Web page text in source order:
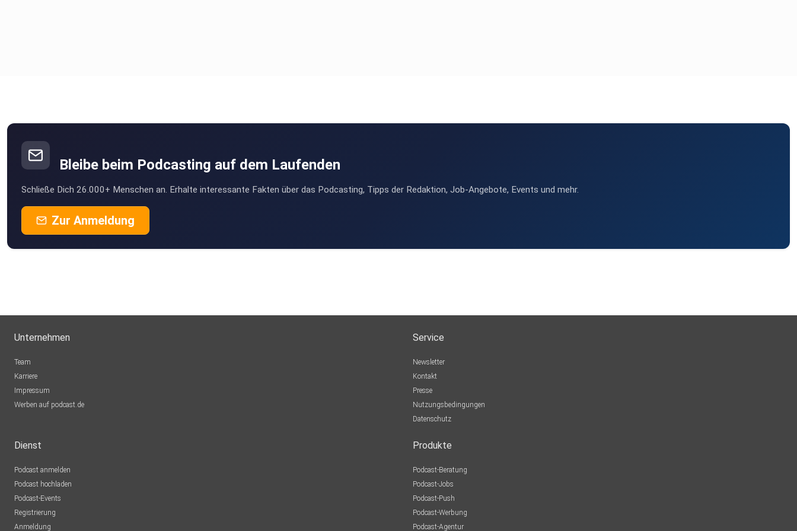
Bleibe beim Podcasting auf dem Laufenden
Schließe Dich 26.000+ Menschen an. Erhalte interessante Fakten über das Podcasting, Tipps der Redaktion, Job-Angebote, Events und mehr.
Zur Anmeldung
Unternehmen
Team
Karriere
Impressum
Werben auf podcast.de
Service
Newsletter
Kontakt
Presse
Nutzungsbedingungen
Datenschutz
Dienst
Podcast anmelden
Podcast hochladen
Podcast-Events
Registrierung
Anmeldung
Produkte
Podcast-Beratung
Podcast-Jobs
Podcast-Push
Podcast-Werbung
Podcast-Agentur